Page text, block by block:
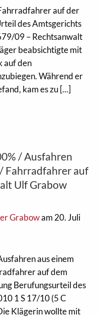
auf der
des Amtsgerichts
09 – Rechtsanwalt
beabsichtigte mit
auf den
Während er
kam es zu [...]
/ Ausfahren
Fahrradfahrer auf
Ulf Grabow
Grabowam 20. Juli
aus einem
auf dem
Berufungsurteil des
1 S 17/10 (5 C
Klägerin wollte mit